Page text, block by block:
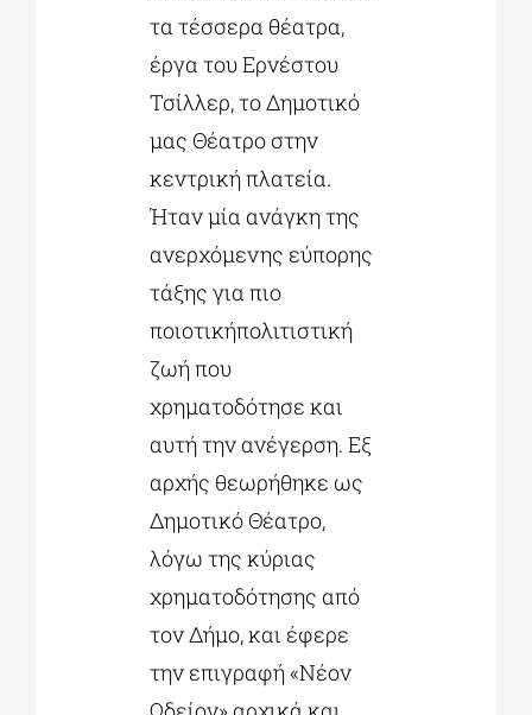
τα τέσσερα θέατρα,
έργα του Ερνέστου
Τσίλλερ, το Δημοτικό
μας Θέατρο στην
κεντρική πλατεία.
Ήταν μία ανάγκη της
ανερχόμενης εύπορης
τάξης για πιο
ποιοτικήπολιτιστική
ζωή που
χρηματοδότησε και
αυτή την ανέγερση. Εξ
αρχής θεωρήθηκε ως
Δημοτικό Θέατρο,
λόγω της κύριας
χρηματοδότησης από
τον Δήμο, και έφερε
την επιγραφή «Νέον